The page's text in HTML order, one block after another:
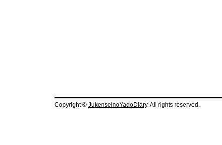
Copyright © JukenseinoYadoDiary, All rights reserved.